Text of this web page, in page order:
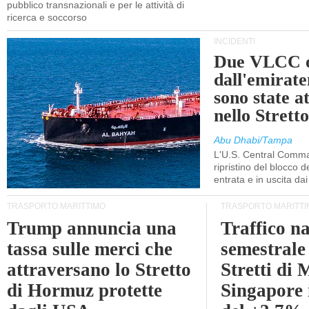
pubblico transnazionali e per le attività di
ricerca e soccorso
INCIDENTI
Due VLCC
sono state
nello
Abu Dhabi/Tampa
L'U.S. Central
ripristino del blocco
entrata e in uscita
TRASPORTO MARITTIMO
Trump annuncia una
tassa sulle merci che
attraversano lo Stretto
di Hormuz protette
TRASPORTO
Traffico
Stretti di